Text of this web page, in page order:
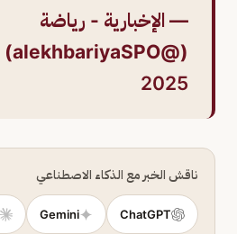
— الإخبارية - رياضة
(@alekhbariyaSPO)
2025
ناقش الخبر مع الذكاء الاصطناعي
ChatGPT
Gemini